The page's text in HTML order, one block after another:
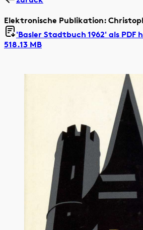
Elektronische Publikation:
'Basler Stadtbuch 1962' als PDF
518.13 MB